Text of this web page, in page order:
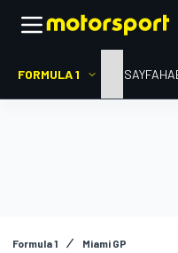
FORMULA 1 ANA SAYFA
Formula 1 Miami GP